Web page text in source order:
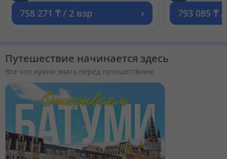
Контакты
Валюта: KZT USD EUR
Русский Қазақша
Установи наше мобильное приложение
758 271 ₸ / 2 взр › 793 085 ₸
Путешествие начинается здесь
Все что нужно знать перед путешествием